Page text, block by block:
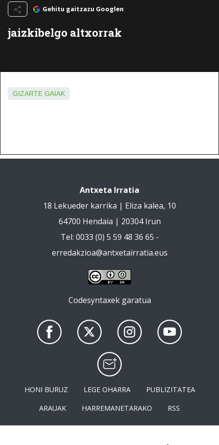
Gehitu gaitzazu Googlen
jaizkibelgo altxorrak
GIZARTE GAIAK
Antxeta Irratia
18 Lekueder karrika | Eliza kalea, 10
64700 Hendaia | 20304 Irun
Tel: 0033 (0) 5 59 48 36 65 -
erredakzioa@antxetairratia.eus
Codesyntaxek garatua
HONI BURUZ LEGE OHARRA
PUBLIZITATEA
ARAUAK
HARREMANETARAKO RSS